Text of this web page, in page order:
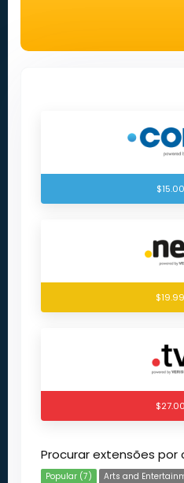
Procurar extensões por
Popular (7) Arts and